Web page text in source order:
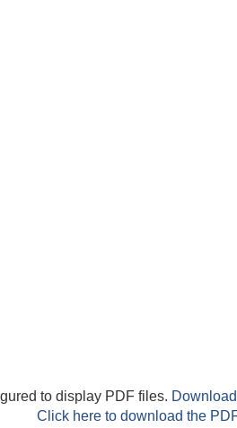
to display PDF files.
Click here to download the